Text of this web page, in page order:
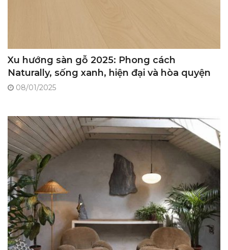
Xu hướng sàn gỗ 2025: Phong cách
Naturally, sống xanh, hiện đại và hòa quyện
với thiên nhiên
08/01/2025